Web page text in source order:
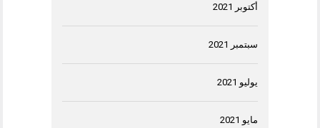
أكتوبر 2021
سبتمبر 2021
يوليو 2021
مايو 2021